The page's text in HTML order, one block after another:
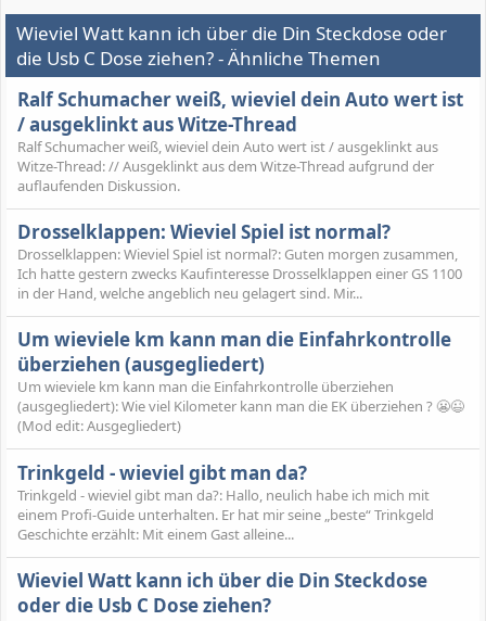
Wieviel Watt kann ich über die Din Steckdose oder
die Usb C Dose ziehen? - Ähnliche Themen
Ralf Schumacher weiß, wieviel dein Auto wert ist
/ ausgeklinkt aus Witze-Thread
Ralf Schumacher weiß, wieviel dein Auto wert ist / ausgeklinkt aus
Witze-Thread: // Ausgeklinkt aus dem Witze-Thread aufgrund der
auflaufenden Diskussion.
Drosselklappen: Wieviel Spiel ist normal?
Drosselklappen: Wieviel Spiel ist normal?: Guten morgen zusammen,
Ich hatte gestern zwecks Kaufinteresse Drosselklappen einer GS 1100
in der Hand, welche angeblich neu gelagert sind. Mir...
Um wieviele km kann man die Einfahrkontrolle
überziehen (ausgegliedert)
Um wieviele km kann man die Einfahrkontrolle überziehen
(ausgegliedert): Wie viel Kilometer kann man die EK überziehen ? 😬😉
(Mod edit: Ausgegliedert)
Trinkgeld - wieviel gibt man da?
Trinkgeld - wieviel gibt man da?: Hallo, neulich habe ich mich mit
einem Profi-Guide unterhalten. Er hat mir seine „beste“ Trinkgeld
Geschichte erzählt: Mit einem Gast alleine...
Wieviel Watt kann ich über die Din Steckdose
oder die Usb C Dose ziehen?